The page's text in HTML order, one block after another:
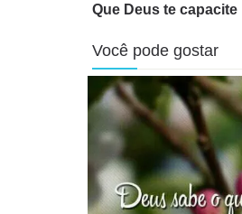
Que Deus te capacite
Você pode gostar